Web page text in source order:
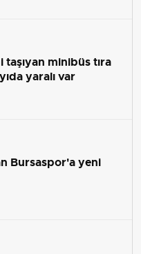
taşıyan minibüs tıra
yaralı var
Bursaspor'a yeni